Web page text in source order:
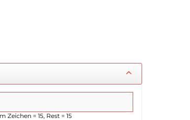
Zeichen = 15, Rest = 15